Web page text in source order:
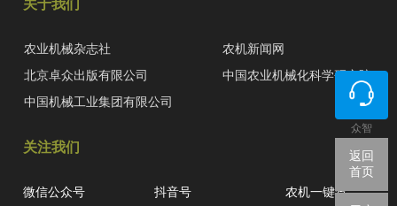
众智
返回
首页
关于我们
农业机械杂志社
农机新闻网
北京卓众出版有限公司
中国农业机械化科学研究院
中国机械工业集团有限公司
关注我们
微信公众号 抖音号 农机一键查